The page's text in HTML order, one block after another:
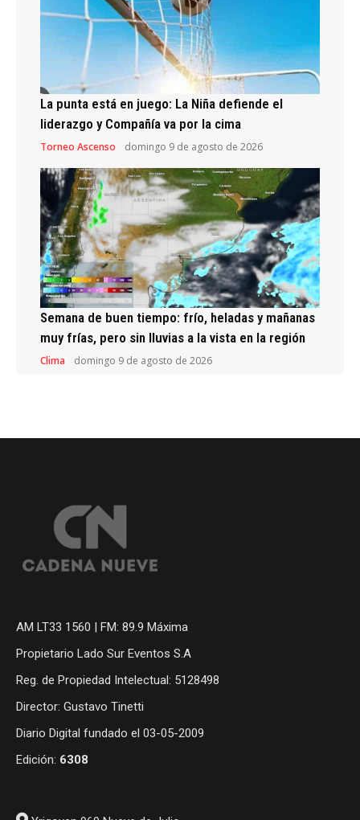
La punta está en juego: La Niña defiende el
liderazgo y Compañía va por la cima
Torneo Ascenso domingo 9 de agosto de 2026
Semana de buen tiempo: frío, heladas y mañanas
muy frías, pero sin lluvias a la vista en la región
Clima domingo 9 de agosto de 2026
AM LT33 1560 | FM: 89.9 Máxima
Propietario Lado Sur Eventos S.A
Reg. de Propiedad Intelectual: 5128498
Director: Gustavo Tinetti
Diario Digital fundado el 03-05-2009
Edición: 6308